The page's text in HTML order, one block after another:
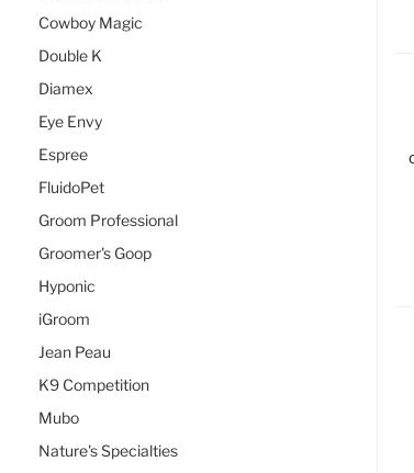
Cowboy Magic
Double K
Diamex
Eye Envy
Espree
FluidoPet
Groom Professional
Groomer's Goop
Hyponic
iGroom
Jean Peau
K9 Competition
Mubo
Nature's Specialties